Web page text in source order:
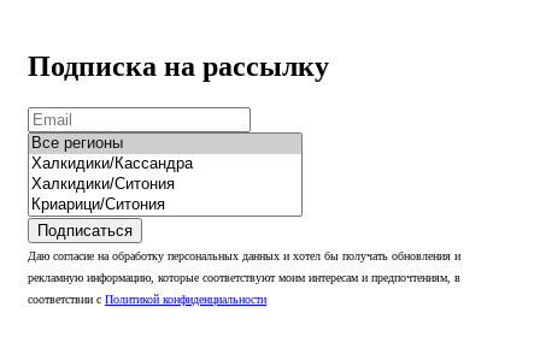
Подписка на рассылку
Подписаться
Даю согласие на обработку персональных данных и хотел бы получать обновления и
рекламную информацию, которые соответствуют моим интересам и предпочтениям, в
соответствии с Политикой конфиденциальности